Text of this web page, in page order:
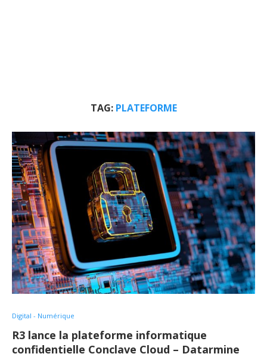
TAG: PLATEFORME
Digital - Numérique
R3 lance la plateforme informatique
confidentielle Conclave Cloud – Datarmine